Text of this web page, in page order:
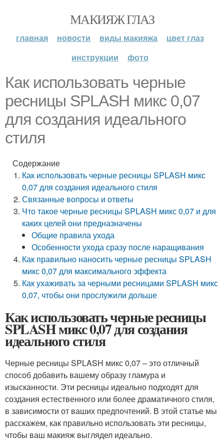
МАКИЯЖ ГЛАЗ
главная новости виды макияжа
цвет глаз
инструкции
фото
Как использовать черные
ресницы SPLASH микс 0,07
для создания идеального
стиля
Содержание
Как использовать черные ресницы SPLASH микс
0,07 для создания идеального стиля
Связанные вопросы и ответы
Что такое черные ресницы SPLASH микс 0,07 и для
каких целей они предназначены
Общие правила ухода
Особенности ухода сразу после наращивания
Как правильно наносить черные ресницы SPLASH
микс 0,07 для максимального эффекта
Как ухаживать за черными ресницами SPLASH микс
0,07, чтобы они прослужили дольше
Как использовать черные ресницы
SPLASH микс 0,07 для создания
идеального стиля
Черные ресницы SPLASH микс 0,07 – это отличный
способ добавить вашему образу гламура и
изысканности. Эти ресницы идеально подходят для
создания естественного или более драматичного стиля,
в зависимости от ваших предпочтений. В этой статье мы
расскажем, как правильно использовать эти ресницы,
чтобы ваш макияж выглядел идеально.